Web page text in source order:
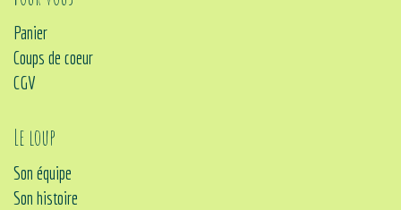
Panier
Coups de coeur
CGV
Le loup
Son équipe
Son histoire